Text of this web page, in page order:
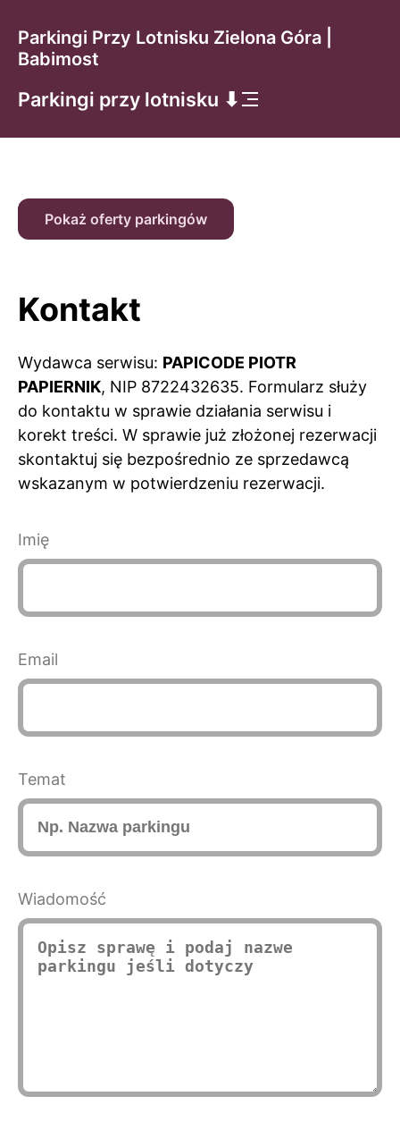
Parkingi Przy Lotnisku Zielona Góra |
Babimost
Parkingi przy lotnisku ⬇
Pokaż oferty parkingów
Kontakt
Wydawca serwisu: PAPICODE PIOTR
PAPIERNIK, NIP 8722432635. Formularz służy
do kontaktu w sprawie działania serwisu i
korekt treści. W sprawie już złożonej rezerwacji
skontaktuj się bezpośrednio ze sprzedawcą
wskazanym w potwierdzeniu rezerwacji.
Imię
Email
Temat
Wiadomość